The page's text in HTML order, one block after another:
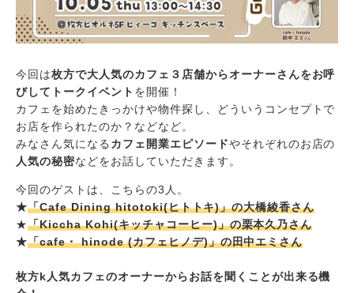
今回は枚方で大人気のカフェ３店舗からオーナーさんをお呼
びしてトークイベント を開催！
カフェを始めたきっかけや物件探し、どういうコンセプトで
お店を作られたのか？などなど。
みなさん気になる カフェ開業エピソードやそれぞれのお店の
人気の秘密などをお話していただきます。
今回のゲストは、こちらの3人。
★「Cafe Dining hitotoki(ヒトトキ)」の大橋綾香さん
★「Kiccha Kohi(キッチャコーヒー)」の栗本久乃さん
★「cafe・ hinode (カフェヒノデ)」の田中エミさん
枚方k人気カフェのオーナーからお話を聞くことが出来る機